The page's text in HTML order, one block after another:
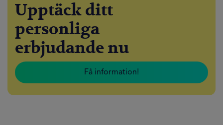
Upptäck ditt
personliga
erbjudande nu
Få information!